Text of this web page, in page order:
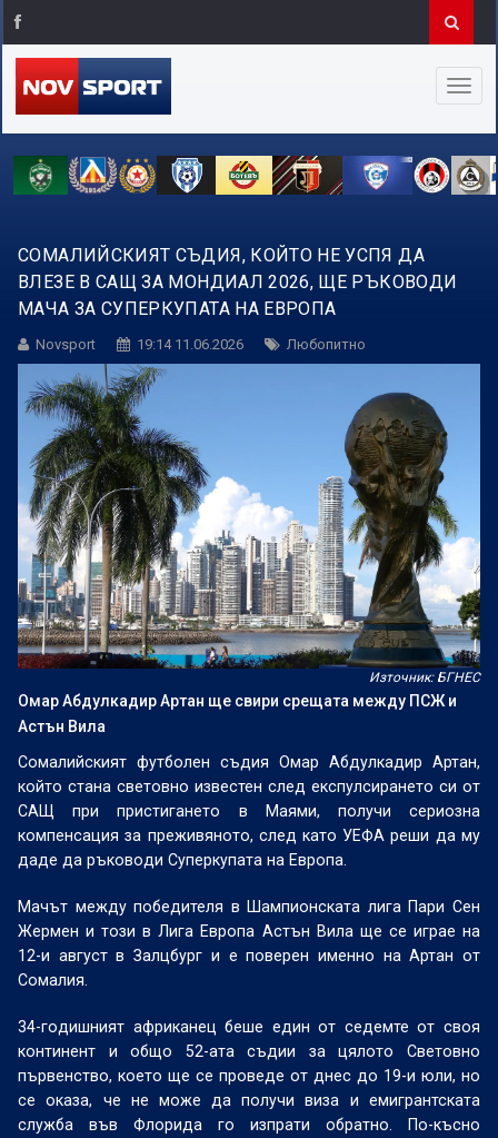
СОМАЛИЙСКИЯТ СЪДИЯ, КОЙТО НЕ УСПЯ ДА
ВЛЕЗЕ В САЩ ЗА МОНДИАЛ 2026, ЩЕ РЪКОВОДИ
МАЧА ЗА СУПЕРКУПАТА НА ЕВРОПА
Novsport 19:14 11.06.2026 Любопитно
Източник: БГНЕС
Омар Абдулкадир Артан ще свири срещата между ПСЖ и
Астън Вила
Сомалийският футболен съдия Омар Абдулкадир Артан,
който стана световно известен след експулсирането си от
САЩ при пристигането в Маями, получи сериозна
компенсация за преживяното, след като УЕФА реши да му
даде да ръководи Суперкупата на Европа.
Мачът между победителя в Шампионската лига Пари Сен
Жермен и този в Лига Европа Астън Вила ще се играе на
12-и август в Залцбург и е поверен именно на Артан от
Сомалия.
34-годишният африканец беше един от седемте от своя
континент и общо 52-ата съдии за цялото Световно
първенство, което ще се проведе от днес до 19-и юли, но
се оказа, че не може да получи виза и емигрантската
служба във Флорида го изпрати обратно. По-късно